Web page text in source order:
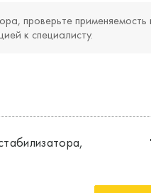
проверьте применяемость
к специалисту.